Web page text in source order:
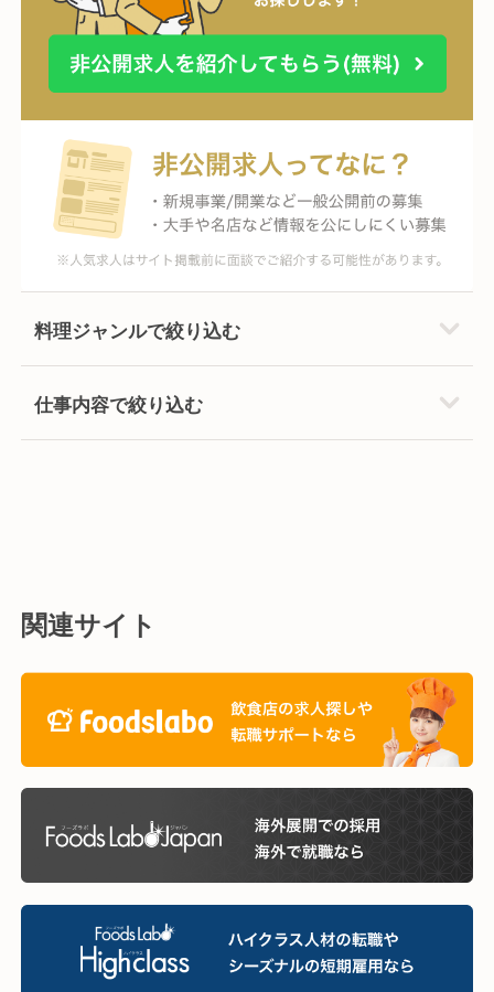
料理ジャンルで絞り込む
仕事内容で絞り込む
関連サイト